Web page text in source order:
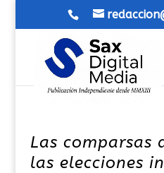
Las comparsas
las elecciones